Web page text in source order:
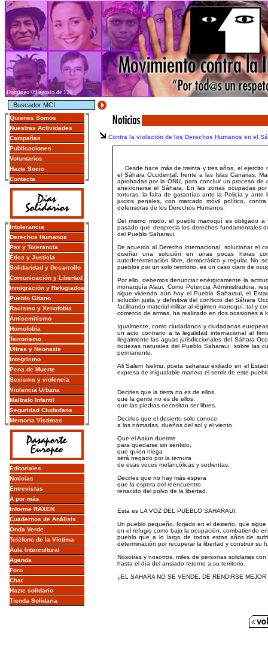
Domingo 09 agosto de 126
Quienes Somos
Nuestras Actividades
Campañas
Publicaciones
Voluntarios
Hazte Socio
Contacta
Intolerancia
Derechos Humanos
Paz y Tolerancia
Ética y Justicia
Solidaridad y Desarrollo
Comunicación y Libertad
Inmigración y Refugiados
Pueblo Gitano
Racismo y Xenofobia
Antisemitismo
Homofobia
Terrorismo
Ultras y Neonazis
Integrismo
Pena de Muerte
Sexismo y violencia
Violencia Urbana
Maltrato Infantil
Seguridad Ciudadana
Memoria Víctimas
Editoriales
Noticias
Entrevistas
A por más
Informe RAXEN
Cuadernos de Análisis
Onda Verde
Teléfono de la Víctima
Aula Intercultural
Agenda
Foro
Chat
Hazte solidario
Tienda Solidaria
Contra la violación de los Derechos Humanos en el
Desde hace más de treinta y tres años, el ejercito
el Sáhara Occidental, frente a las Islas Canarias.
aprobadas por la ONU, para concluir un proceso de
anexionarse el Sáhara. En las zonas ocupadas
torturas, la falta de garantías ante la Policía y ante
juicios penales, con marcado móvil político,
defensoras de los Derechos Humanos.
Del mismo modo, el pueblo marroquí es obligado
pasado que desprecia los derechos fundamentales
del Pueblo Saharaui.
De acuerdo al Derecho Internacional, solucionar el
diseñar una solución en unas pocas horas
autodeterminación libre, democrático y regular. No
pueblos por un solo territorio, es un caso claro de
Por ello, debemos denunciar enérgicamente la
monarquía Alaui. Como Potencia Administradora,
sigue viviendo aún hoy el Pueblo Saharaui, el
solución justa y definitiva del conflicto del Sáhara
facilitando material militar al régimen marroquí, tal y
comercio de armas, ha realizado en dos ocasiones a
Igualmente, como ciudadanos y ciudadanas
un acto contrario a la legalidad internacional al
ilegalmente las aguas jurisdiccionales del Sáhara
riquezas naturales del Pueblo Saharaui, sobre las
permanente.
Ali Salem Iselmu, poeta saharaui exiliado en el
expresa de inigualable manera el sentir de este
Decirles que la tierra no es de ellos,
que la gente no es de ellos,
que las piedras necesitan ser libres.
Decirles que el desierto solo conoce
a los nómadas, dueños del sol y el viento.
Que el Aaiun duerme
para quedarse sin sentido,
que quien niega
será negado por la ternura
de esas voces melancólicas y sedientas.
Decirles que no hay más espera
que la espera del reencuentro
renacido del polvo de la libertad.
Esta es LA VOZ DEL PUEBLO SAHARAUI,
Un pueblo pequeño, forjado en el desierto, que
en el refugio como bajo la ocupación, combatiendo
pueblo que a lo largo de todos estos años de
determinación por recuperar la libertad y construir su
Nosotras y nosotros, miles de personas solidarias
hasta el día del ansiado retorno a su territorio.
¡¡EL SAHARA NO SE VENDE, DE RENDIRSE